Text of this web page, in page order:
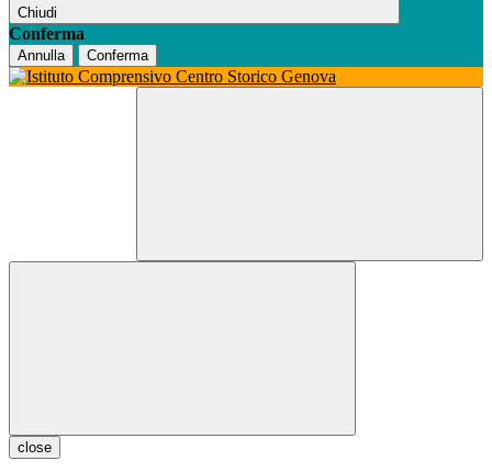
Chiudi
Conferma
Annulla Conferma
close